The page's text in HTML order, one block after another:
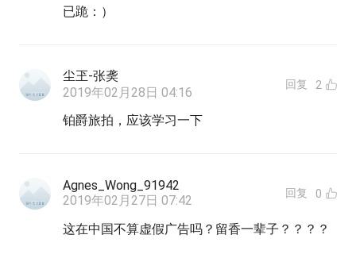
已跪：）
尘玊-张䶮
2019年02月28日 04:16
回复 2
铂爵旅拍，应该学习一下
Agnes_Wong_91942
2019年02月27日 07:42
回复 0
这在中国不算虚假广告吗？留香一辈子？？？？